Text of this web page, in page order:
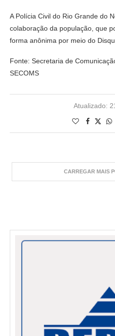
A Polícia Civil do Rio Grande do
colaboração da população, que
forma anônima por meio do
Fonte: Secretaria de
SECOMS
Atualizado:
CARREGAR MAIS